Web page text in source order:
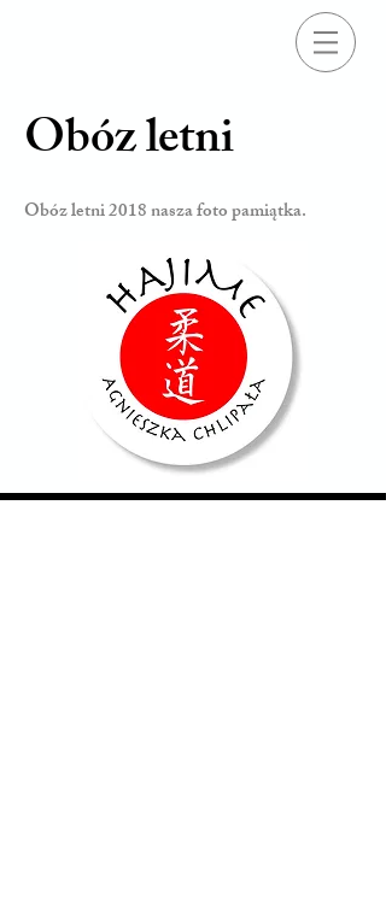
Obóz letni
Obóz letni 2018 nasza foto pamiątka.